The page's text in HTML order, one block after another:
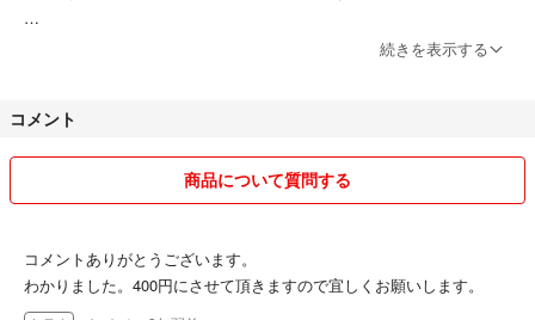
⚠️最近、信じられないほどの値下げを希望される方が多く感じます。な
したいです。
⚠️発送期限内に発送したのに、発送が遅かった。との事で悪い評価をつ
けられました。
上、郵便局に行けない事もあるので発送は１週間以内にしています。
ご理解頂けない方はお取引きご遠慮ください。
続きを表示する
コメント
商品について質問する
コメントありがとうございます。
わかりました。400円にさせて頂きますので宜しくお願いします。